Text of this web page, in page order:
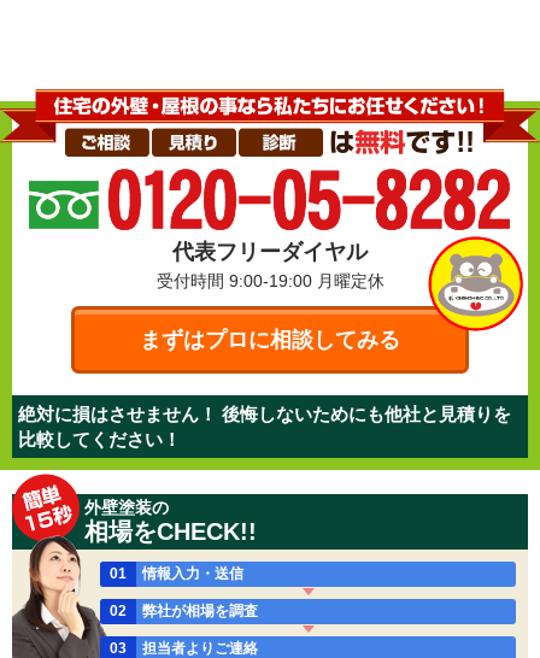
代表フリーダイヤル
受付時間 9:00-19:00 月曜定休
まずはプロに相談してみる
絶対に損はさせません！ 後悔しないためにも他社と見積りを
比較してください！
外壁塗装の
相場をCHECK!!
01 情報入力・送信
02 弊社が相場を調査
03 担当者よりご連絡